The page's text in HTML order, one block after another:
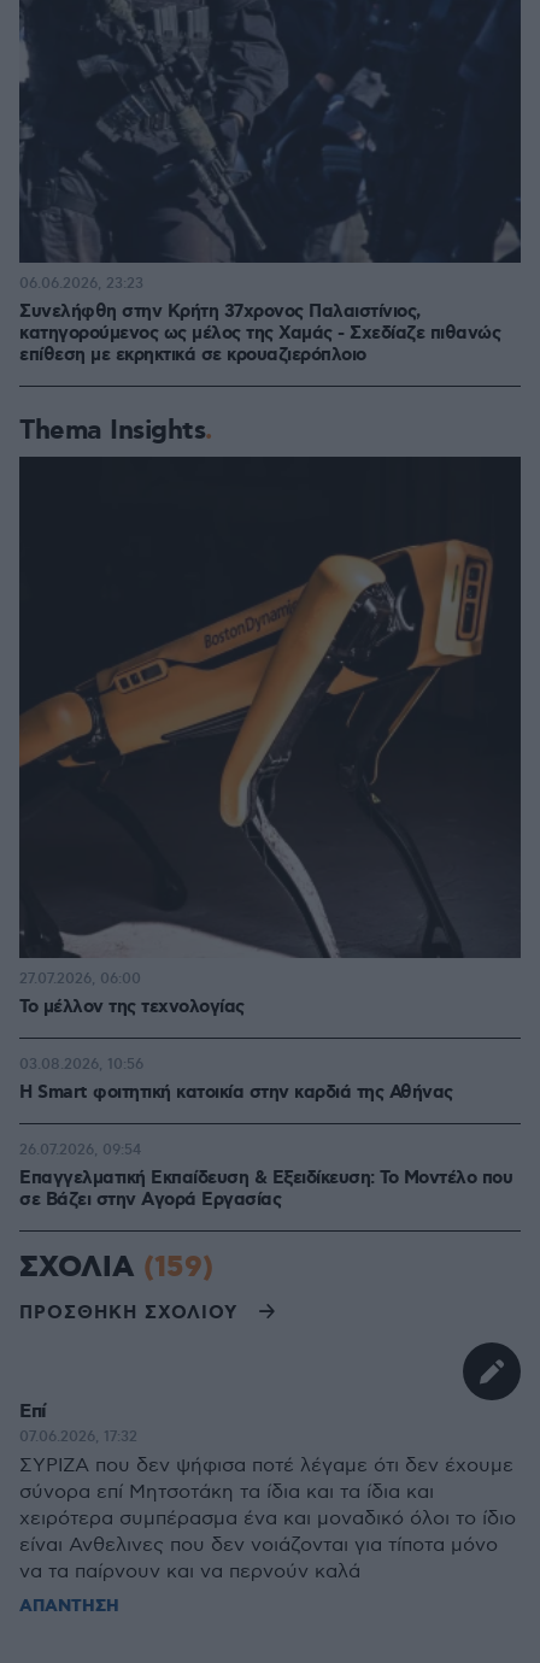
Συνελήφθη στην Κρήτη 37χρονος Παλαιστίνιος,
κατηγορούμενος ως μέλος της Χαμάς - Σχεδίαζε πιθανώς
επίθεση με εκρηκτικά σε κρουαζιερόπλοιο
06.06.2026, 23:23
Thema Insights
Το μέλλον της τεχνολογίας
27.07.2026, 06:00
Η Smart φοιτητική κατοικία στην καρδιά της Αθήνας
03.08.2026, 10:56
Επαγγελματική Εκπαίδευση & Εξειδίκευση: Το Mοντέλο που
σε Bάζει στην Aγορά Eργασίας
26.07.2026, 09:54
ΣΧΟΛΙΑ (159)
ΠΡΟΣΘΗΚΗ ΣΧΟΛΙΟΥ
Επί
07.06.2026, 17:32
ΣΥΡΙΖΑ που δεν ψήφισα ποτέ λέγαμε ότι δεν έχουμε
σύνορα επί Μητσοτάκη τα ίδια και τα ίδια και
χειρότερα συμπέρασμα ένα και μοναδικό όλοι το ίδιο
είναι Ανθελινες που δεν νοιάζονται για τίποτα μόνο
να τα παίρνουν και να περνούν καλά
ΑΠΑΝΤΗΣΗ